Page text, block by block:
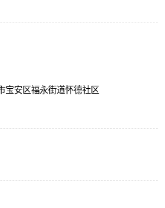
宝安区福永街道怀德社区